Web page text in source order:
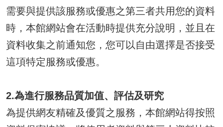
需要與提供該服務或優惠之第三者共用您的資料
時，本館網站會在活動時提供充分說明，並且在
資料收集之前通知您，您可以自由選擇是否接受
這項特定服務或優惠。
2.為進行服務品質加值、評估及研究
為提供網友精確及優質之服務，本館網站得按照